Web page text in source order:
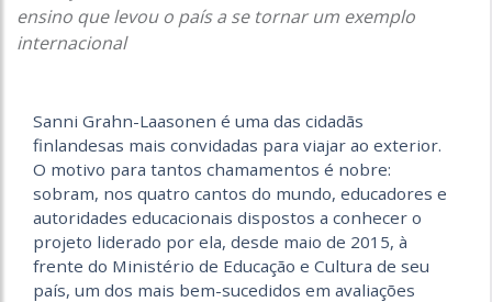
ensino que levou o país a se tornar um exemplo
internacional
Sanni Grahn-Laasonen é uma das cidadãs
finlandesas mais convidadas para viajar ao exterior.
O motivo para tantos chamamentos é nobre:
sobram, nos quatro cantos do mundo, educadores e
autoridades educacionais dispostos a conhecer o
projeto liderado por ela, desde maio de 2015, à
frente do Ministério de Educação e Cultura de seu
país, um dos mais bem-sucedidos em avaliações